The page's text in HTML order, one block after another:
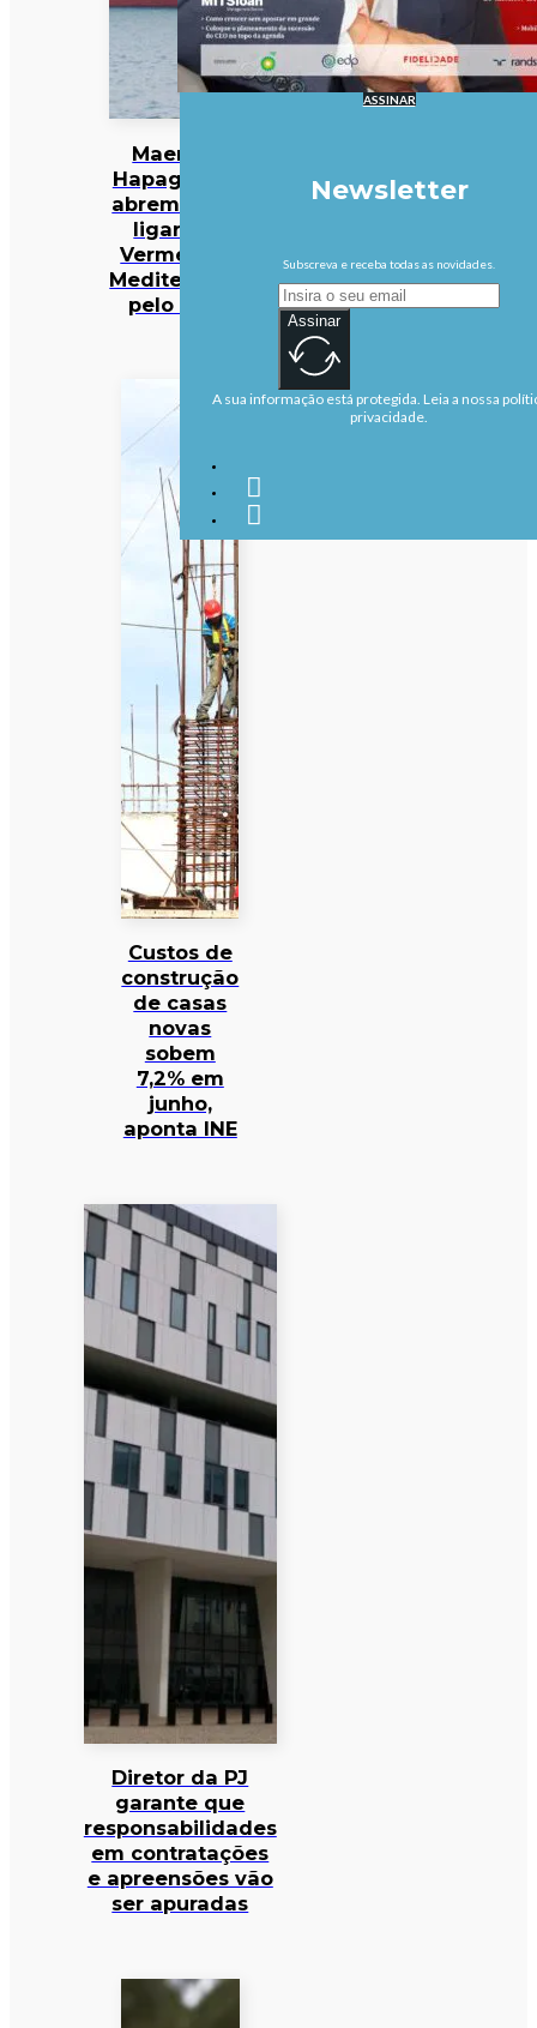
Maersk e
Hapag-Lloyd
abrem rota a
ligar Mar
Vermelho a
Mediterrâneo
pelo Suez
Custos de
construção
de casas
novas
sobem
7,2% em
junho,
aponta INE
Diretor da PJ
garante que
responsabilidades
em contratações
e apreensões vão
ser apuradas
ASSINAR
Newsletter
Subscreva e receba todas as novidades.
Assinar
A sua informação está protegida. Leia a nossa
privacidade.